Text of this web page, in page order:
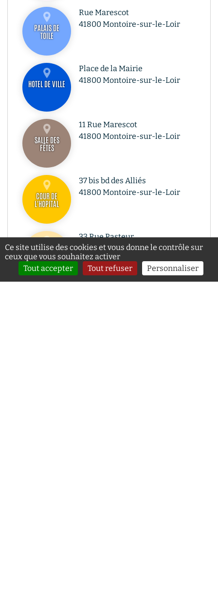
PALAIS DE
TOILE
Rue Marescot
41800 Montoire-sur-le-Loir
HOTEL DE VILLE
Place de la Mairie
41800 Montoire-sur-le-Loir
SALLE DES
FÊTES
11 Rue Marescot
41800 Montoire-sur-le-Loir
COUR DE
L'HOPITAL
37 bis bd des Alliés
41800 Montoire-sur-le-Loir
L'HOSPITALET
33 Rue Pasteur
41800 Montoire-sur-le-Loir
Ce site utilise des cookies et vous donne le contrôle sur
ceux que vous souhaitez activer
Tout accepter
Tout refuser Personnaliser